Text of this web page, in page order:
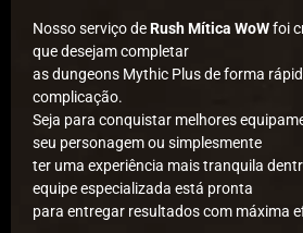
Nosso serviço deRush Mítica WoWfoi
que desejam completar
as dungeons Mythic Plus de forma
complicação.
Seja para conquistar melhores
seu personagem ou simplesmente
ter uma experiência mais tranquila
equipe especializada está pronta
para entregar resultados com máxima